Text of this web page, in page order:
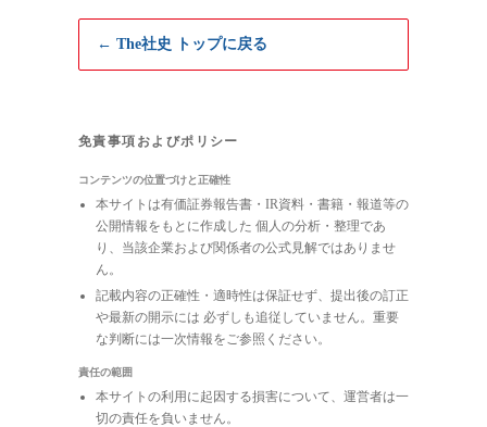
← The社史 トップに戻る
免責事項およびポリシー
コンテンツの位置づけと正確性
本サイトは有価証券報告書・IR資料・書籍・報道等の
公開情報をもとに作成した 個人の分析・整理であ
り、当該企業および関係者の公式見解ではありませ
ん。
記載内容の正確性・適時性は保証せず、提出後の訂正
や最新の開示には 必ずしも追従していません。重要
な判断には一次情報をご参照ください。
責任の範囲
本サイトの利用に起因する損害について、運営者は一
切の責任を負いません。